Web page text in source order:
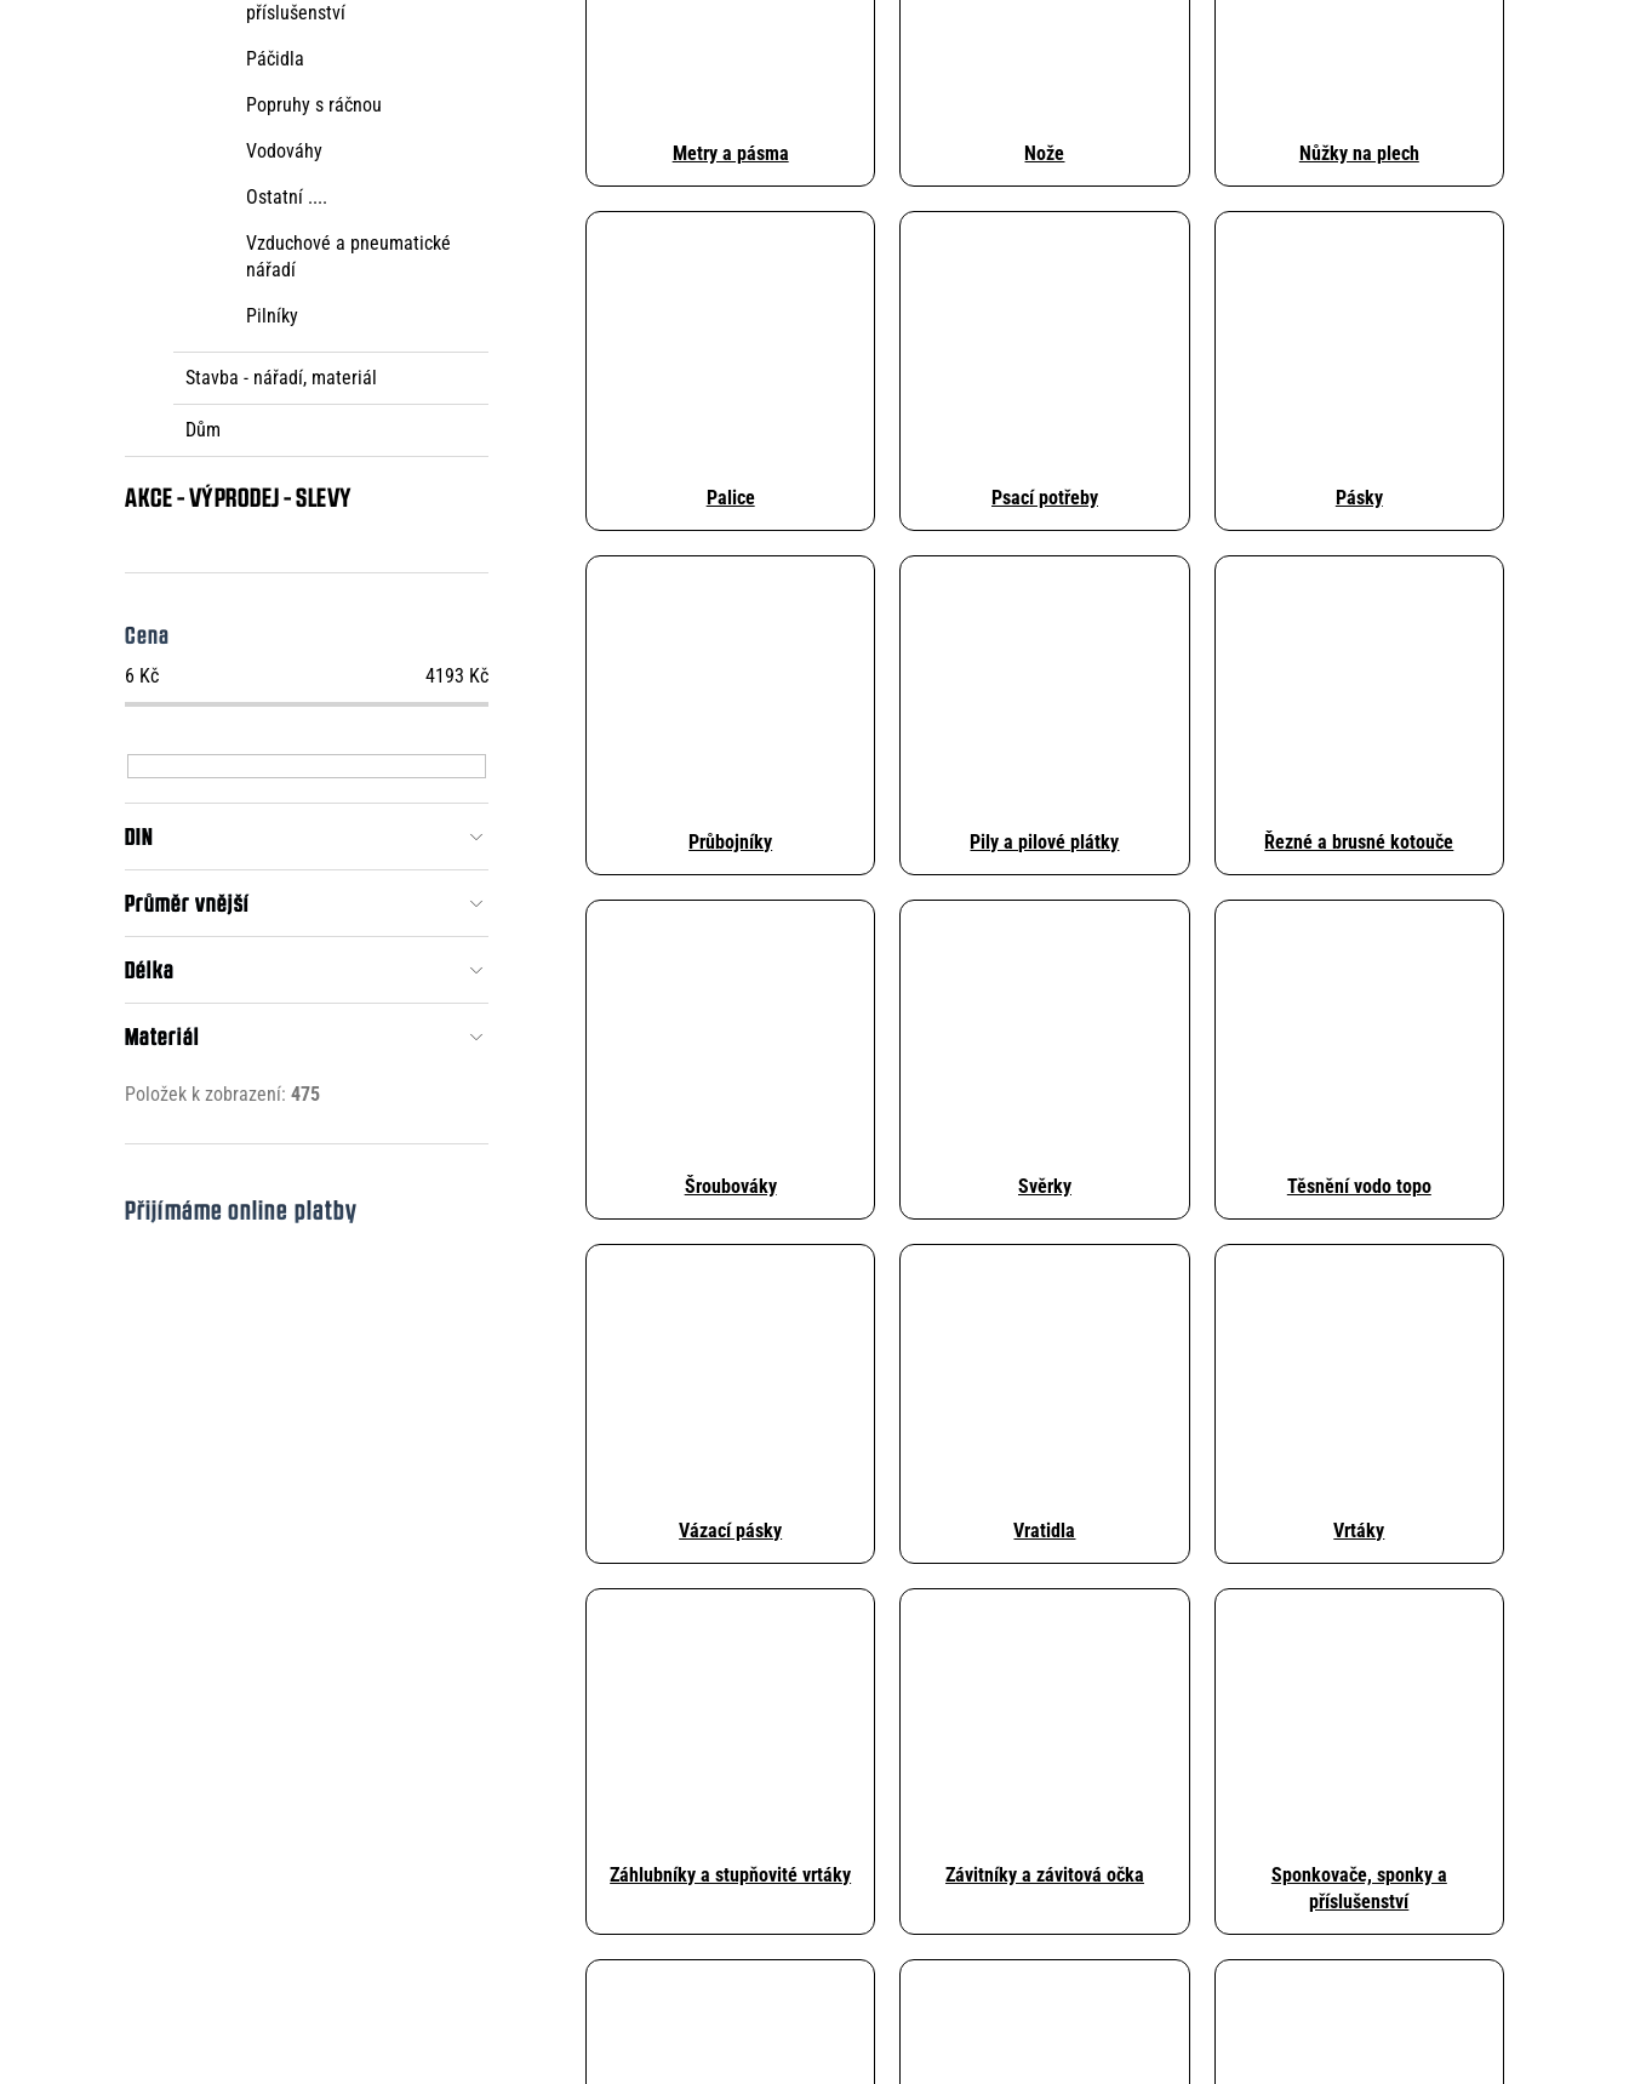
příslušenství
Páčidla
Popruhy s ráčnou
Vodováhy
Ostatní ....
Vzduchové a pneumatické
nářadí
Pilníky
Stavba - nářadí, materiál
Dům
AKCE - VÝPRODEJ - SLEVY
Cena
6 Kč 4193 Kč
DIN
Průměr vnější
Délka
Materiál
Položek k zobrazení: 475
Přijímáme online platby
Metry a pásma Nože Nůžky na plech
Palice Psací potřeby Pásky
Průbojníky Pily a pilové plátky Řezné a brusné kotouče
Šroubováky Svěrky Těsnění vodo topo
Vázací pásky Vratidla Vrtáky
Záhlubníky a stupňovité vrtáky Závitníky a závitová očka
Sponkovače, sponky a
příslušenství